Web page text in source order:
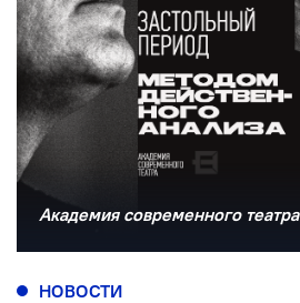
Академия современного театра
НОВОСТИ